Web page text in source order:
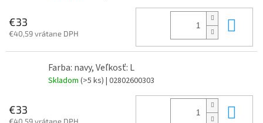
€33
€40,59 vrátane DPH
Farba: navy, Veľkosť: L
Skladom (>5 ks) | 02802600303
€33
€40,59 vrátane DPH